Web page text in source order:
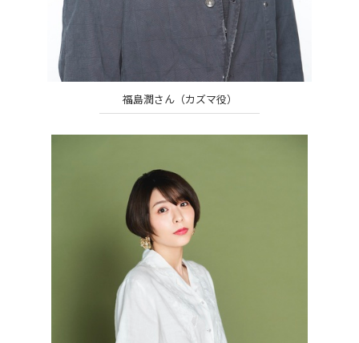
福島潤さん（カズマ役）